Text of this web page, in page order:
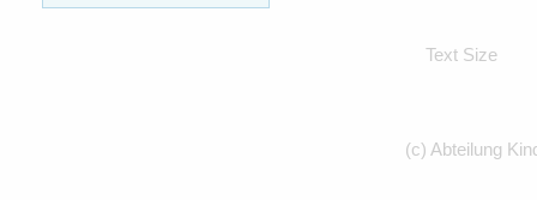
Text Size
(c) Abteilung